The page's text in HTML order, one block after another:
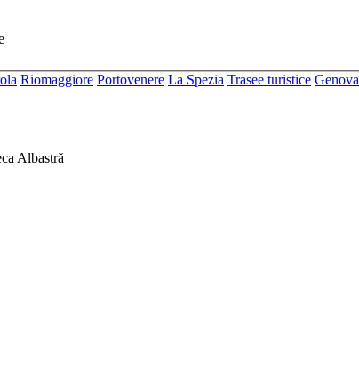
Riomaggiore Portovenere La Spezia Trasee turistice Genova
Albastră